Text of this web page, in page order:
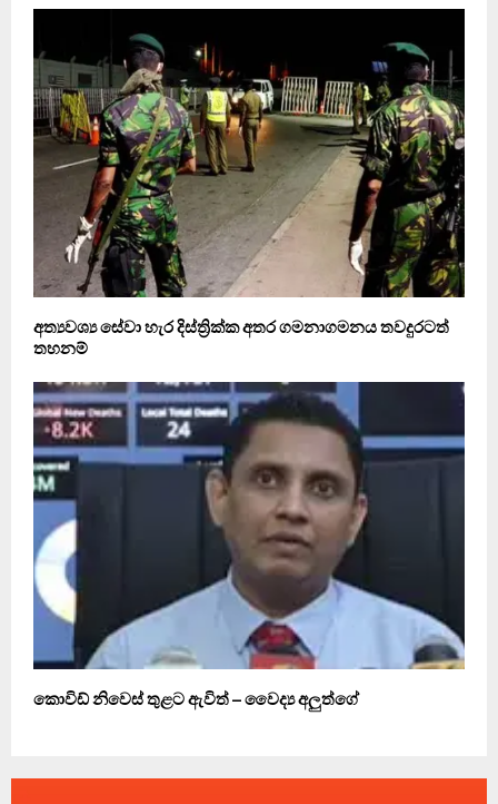
අත්‍යවශ්‍ය සේවා හැර දිස්ත්‍රික්ක අතර ගමනාගමනය තවදුරටත්
තහනම්
කොවිඩ් නිවෙස් තුළට ඇවිත් – වෛද්‍ය අලුත්ගේ